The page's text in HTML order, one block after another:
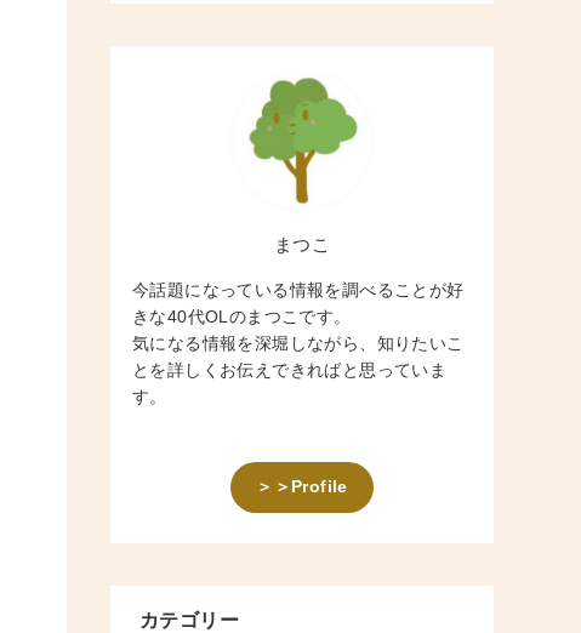
まつこ
今話題になっている情報を調べることが好
きな40代OLのまつこです。
気になる情報を深堀しながら、知りたいこ
とを詳しくお伝えできればと思っていま
す。
＞＞Profile
カテゴリー